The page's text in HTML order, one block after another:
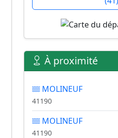
À proximité
MOLINEUF
41190
MOLINEUF
41190